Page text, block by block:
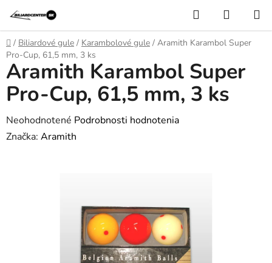
obsah
Hľadať
KOŠÍK
Domov
/ Biliardové gule / Karambolové gule / Aramith Karambol Super
Pro-Cup, 61,5 mm, 3 ks
Aramith Karambol Super
Pro-Cup, 61,5 mm, 3 ks
Priemerné
hodnotenie
Neohodnotené Podrobnosti hodnotenia
Značka: Aramith